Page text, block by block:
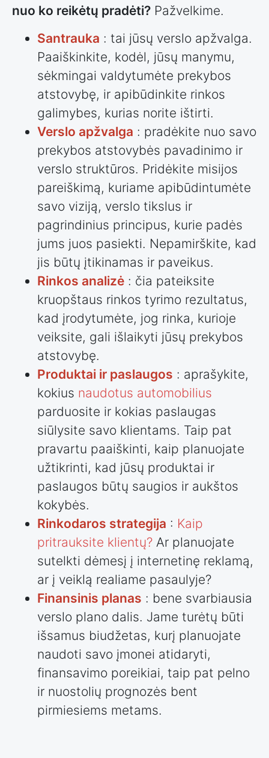
nuo ko reikėtų pradėti? Pažvelkime.
Santrauka : tai jūsų verslo apžvalga.
Paaiškinkite, kodėl, jūsų manymu,
sėkmingai valdytumėte prekybos
atstovybę, ir apibūdinkite rinkos
galimybes, kurias norite ištirti.
Verslo apžvalga : pradėkite nuo savo
prekybos atstovybės pavadinimo ir
verslo struktūros. Pridėkite misijos
pareiškimą, kuriame apibūdintumėte
savo viziją, verslo tikslus ir
pagrindinius principus, kurie padės
jums juos pasiekti. Nepamirškite, kad
jis būtų įtikinamas ir paveikus.
Rinkos analizė : čia pateiksite
kruopštaus rinkos tyrimo rezultatus,
kad įrodytumėte, jog rinka, kurioje
veiksite, gali išlaikyti jūsų prekybos
atstovybę.
Produktai ir paslaugos : aprašykite,
kokius naudotus automobilius
parduosite ir kokias paslaugas
siūlysite savo klientams. Taip pat
pravartu paaiškinti, kaip planuojate
užtikrinti, kad jūsų produktai ir
paslaugos būtų saugios ir aukštos
kokybės.
Rinkodaros strategija : Kaip
pritrauksite klientų? Ar planuojate
sutelkti dėmesį į internetinę reklamą,
ar į veiklą realiame pasaulyje?
Finansinis planas : bene svarbiausia
verslo plano dalis. Jame turėtų būti
išsamus biudžetas, kurį planuojate
naudoti savo įmonei atidaryti,
finansavimo poreikiai, taip pat pelno
ir nuostolių prognozės bent
pirmiesiems metams.